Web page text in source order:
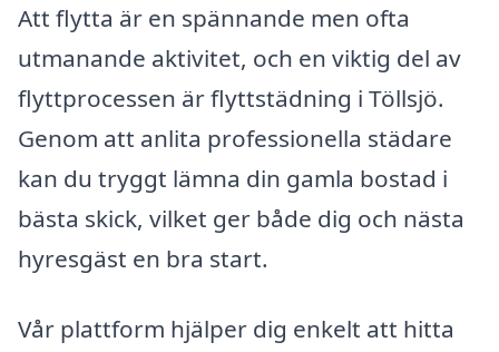
Att flytta är en spännande men ofta
utmanande aktivitet, och en viktig del av
flyttprocessen är flyttstädning i Töllsjö.
Genom att anlita professionella städare
kan du tryggt lämna din gamla bostad i
bästa skick, vilket ger både dig och nästa
hyresgäst en bra start.
Vår plattform hjälper dig enkelt att hitta